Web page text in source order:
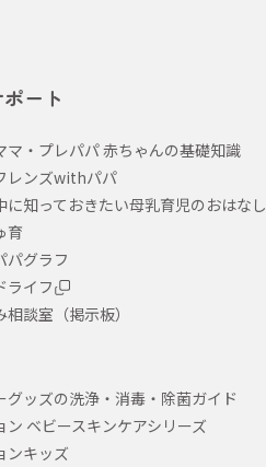
ート
マ・プレパパ 赤ちゃんの基礎知識
レンズwithパパ
に知っておきたい母乳育児のおはなし
育
パグラフ
ライフ
相談室（掲示板）
グッズの洗浄・消毒・除菌ガイド
ン ベビースキンケアシリーズ
ンキッズ